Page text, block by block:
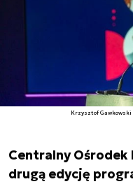
Krzysztof
Centralny
drugą edycję